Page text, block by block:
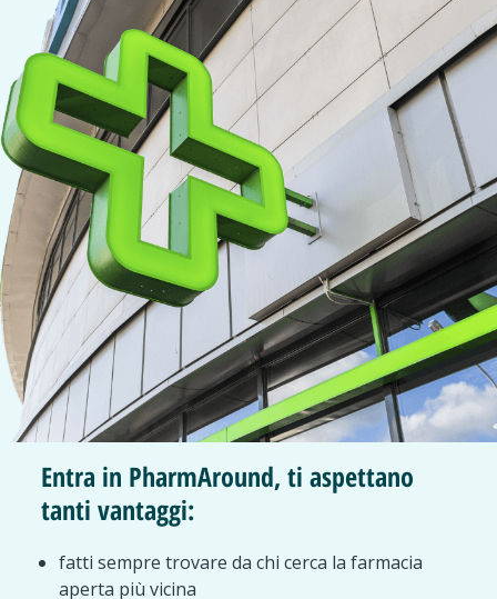
Entra in PharmAround, ti aspettano
tanti vantaggi:
fatti sempre trovare da chi cerca la farmacia
aperta più vicina